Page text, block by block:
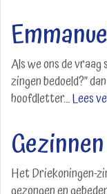
Als we ons de
zingen bedoeld?”
hoofdletter...Lees
Gezinnen
Het Driekoningen-